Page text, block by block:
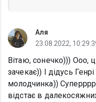
Аля
23.08.2022,
Вітаю, сонечко))) Ооо,
зачекає)) І дідусь
молодчинка))
відстає в